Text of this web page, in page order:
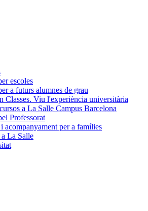
escoles
a futurs alumnes de grau
Classes. Viu l'experiència universitària
a La Salle Campus Barcelona
Professorat
acompanyament per a famílies
La Salle